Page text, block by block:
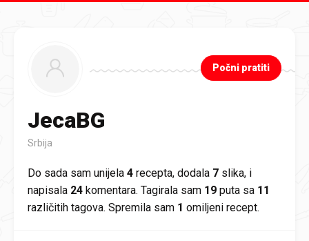
JecaBG
Srbija
Počni pratiti
Do sada sam unijela 4 recepta, dodala 7 slika, i
napisala 24 komentara. Tagirala sam 19 puta sa 11
različitih tagova. Spremila sam 1 omiljeni recept.